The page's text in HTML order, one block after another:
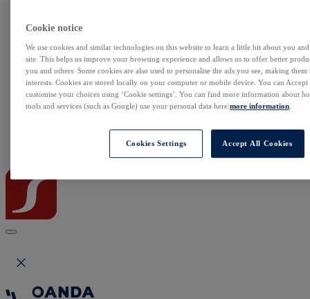
Podsumowanie rynków
Notowania Live
Sezon wyników w USA
Skaner akcji
Kalendarz rynkowy
Zdarzenia korporacyjne
Sentyment Klientów
Cookie notice
We use cookies and similar technologies on this website to learn a little bit about you
site. This helps us improve your browsing experience and allows us to offer better
you and others. Some cookies are also used to personalise the ads you see, making
interests. Cookies are stored locally on your computer or mobile device. You can
customise your choices using ‘Cookie settings’. You can find more information about
tools and services (such as Google) use your personal data here:more information
Cookies Settings Accept All Cookies